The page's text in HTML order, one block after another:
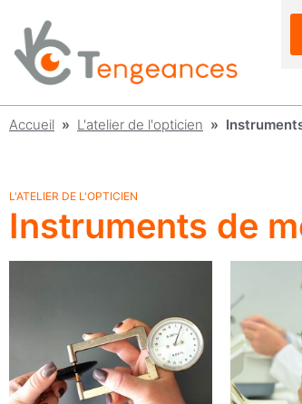
Accueil » L'atelier de l'opticien »
L'ATELIER DE L'OPTICIEN
Instruments de